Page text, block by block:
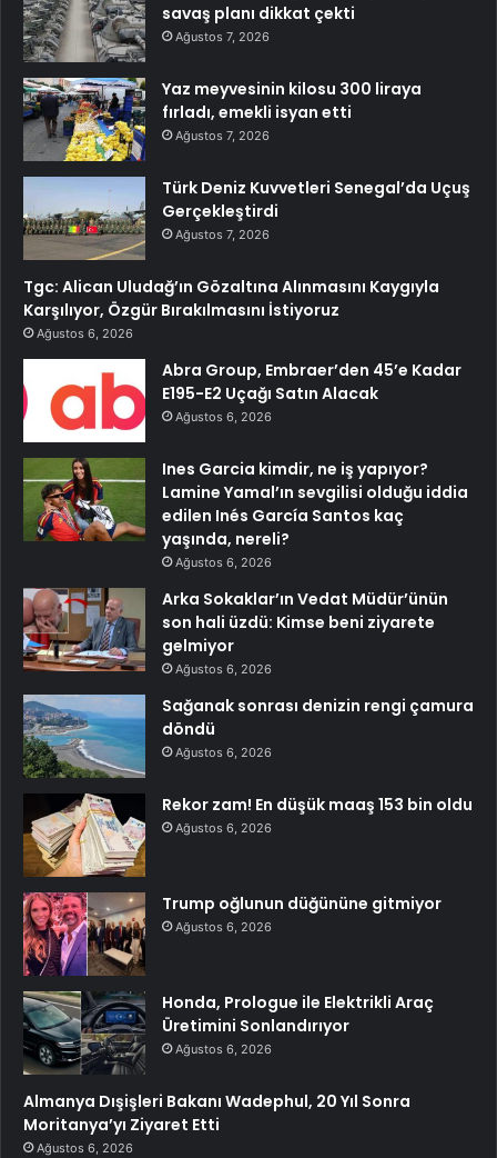
savaş planı dikkat çekti
Ağustos 7, 2026
Yaz meyvesinin kilosu 300 liraya
fırladı, emekli isyan etti
Ağustos 7, 2026
Türk Deniz Kuvvetleri Senegal’da Uçuş
Gerçekleştirdi
Ağustos 7, 2026
Tgc: Alican Uludağ’ın Gözaltına Alınmasını Kaygıyla
Karşılıyor, Özgür Bırakılmasını İstiyoruz
Ağustos 6, 2026
Abra Group, Embraer’den 45’e Kadar
E195-E2 Uçağı Satın Alacak
Ağustos 6, 2026
Ines Garcia kimdir, ne iş yapıyor?
Lamine Yamal’ın sevgilisi olduğu iddia
edilen Inés García Santos kaç
yaşında, nereli?
Ağustos 6, 2026
Arka Sokaklar’ın Vedat Müdür’ünün
son hali üzdü: Kimse beni ziyarete
gelmiyor
Ağustos 6, 2026
Sağanak sonrası denizin rengi çamura
döndü
Ağustos 6, 2026
Rekor zam! En düşük maaş 153 bin oldu
Ağustos 6, 2026
Trump oğlunun düğününe gitmiyor
Ağustos 6, 2026
Honda, Prologue ile Elektrikli Araç
Üretimini Sonlandırıyor
Ağustos 6, 2026
Almanya Dışişleri Bakanı Wadephul, 20 Yıl Sonra
Moritanya’yı Ziyaret Etti
Ağustos 6, 2026